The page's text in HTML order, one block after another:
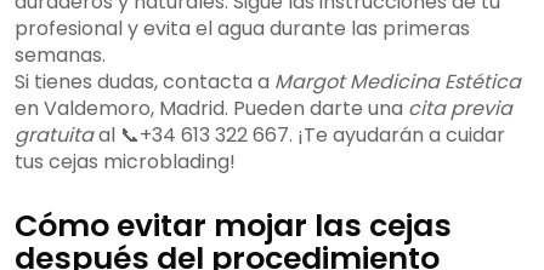
profesional y evita el agua durante las primeras
semanas.
Si tienes dudas, contacta a Margot Medicina Estética
en Valdemoro, Madrid. Pueden darte una cita previa
gratuitaal 📞+34 613 322 667. ¡Te ayudarán a cuidar
tus cejas microblading!
Cómo evitar mojar las cejas
después del procedimiento